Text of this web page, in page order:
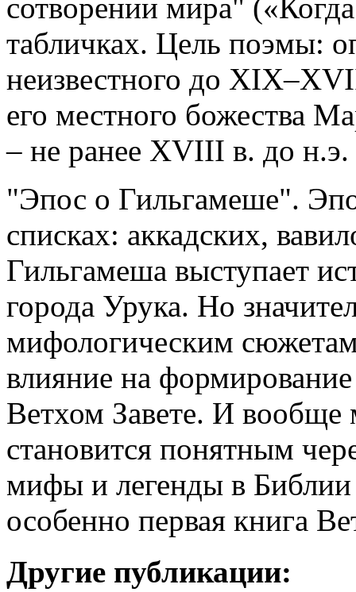
сотворении мира"
табличках. Цель поэмы:
неизвестного до
его местного божества
– не ранее XVIII в. до н.э.
"Эпос о Гильгамеше".
списках: аккадских,
Гильгамеша выступает
города Урука. Но
мифологическим
влияние на
Ветхом Завете. И вообще
становится понятным
мифы и легенды в
особенно первая книга
Другие публикации: